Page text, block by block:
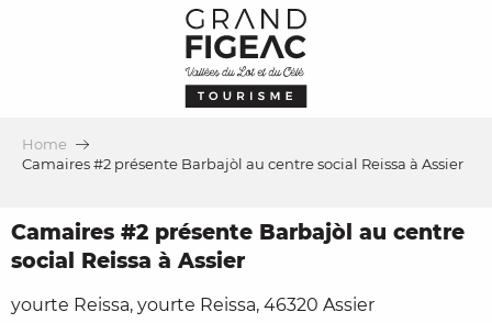
Home
Camaires #2 présente Barbajòl au centre social Reissa à Assier
Camaires #2 présente Barbajòl au centre
social Reissa à Assier
yourte Reissa, yourte Reissa, 46320 Assier